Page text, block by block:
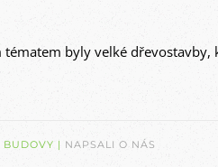
tématem bylyvelké dřevostavby,
BUDOVY | NAPSALI O NÁS